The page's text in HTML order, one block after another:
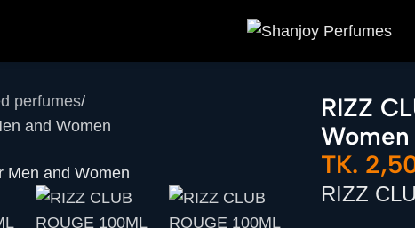
perfumes
and Women
RIZZ
Women
TK.
RIZZ